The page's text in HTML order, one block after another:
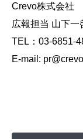
Crevo株式会社
広報担当 山下一
TEL：03-6851-
E-mail: